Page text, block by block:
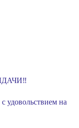
удовольствием на